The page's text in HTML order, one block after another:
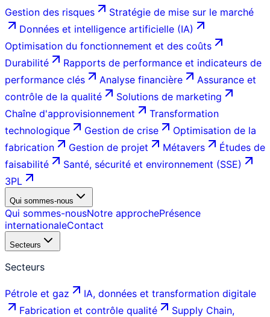
Gestion des risques
Stratégie de mise sur le marché
Données et intelligence artificielle (IA)
Optimisation du fonctionnement et des coûts
Durabilité
Rapports de performance et indicateurs de
performance clés
Analyse financière
Assurance et
contrôle de la qualité
Solutions de marketing
Chaîne d'approvisionnement
Transformation
technologique
Gestion de crise
Optimisation de la
fabrication
Gestion de projet Métavers
Études de
faisabilité
Santé, sécurité et environnement (SSE)
3PL
Qui sommes-nous
Qui sommes-nousNotre approchePrésence
internationaleContact
Secteurs
Secteurs
Pétrole et gaz
IA, données et transformation digitale
Fabrication et contrôle qualité
Supply Chain,